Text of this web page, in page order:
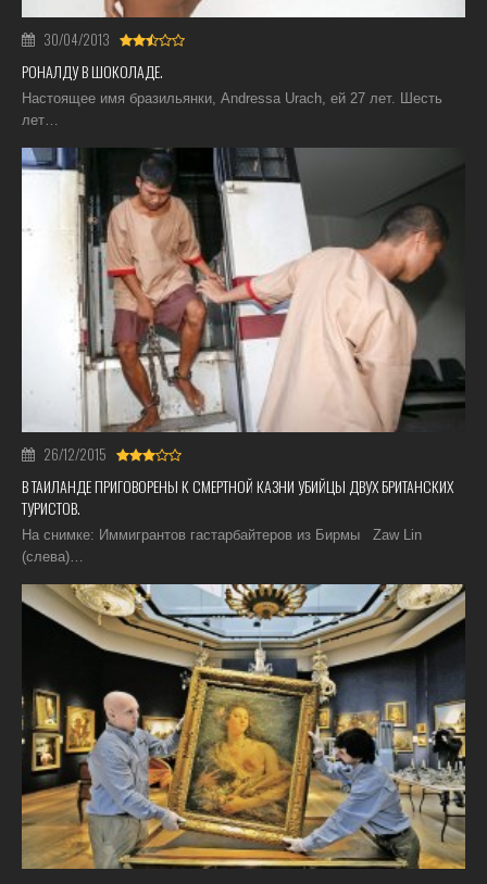
30/04/2013
РОНАЛДУ В ШОКОЛАДЕ.
Настоящее имя бразильянки, Andressa Urach, ей 27 лет. Шесть
лет…
26/12/2015
В ТАИЛАНДЕ ПРИГОВОРЕНЫ К СМЕРТНОЙ КАЗНИ УБИЙЦЫ ДВУХ БРИТАНСКИХ
ТУРИСТОВ.
На снимке: Иммигрантов гастарбайтеров из Бирмы Zaw Lin
(слева)…